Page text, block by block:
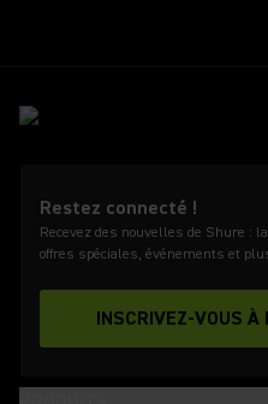
Restez connecté !
Recevez des nouvelles de Shure :
offres spéciales, événements et
INSCRIVEZ-VOUS À